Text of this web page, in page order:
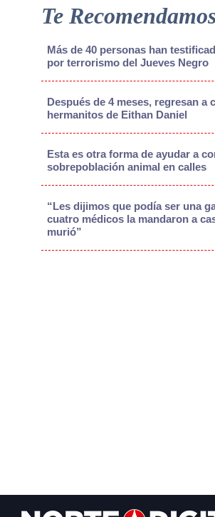
Te
Más de 40 personas han
por terrorismo del Jueves Negro
Después de 4 meses, regresan a
hermanitos de Eithan Daniel
Esta es otra forma de ayudar a
sobrepoblación animal en calles
“Les dijimos que podía ser una
cuatro médicos la mandaron a
murió”